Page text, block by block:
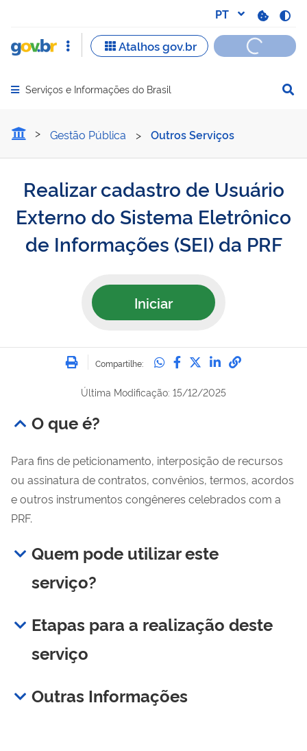
Abrir menu principal de navegação
Serviços e Informações do Brasil
Realizar cadastro de
Gestão Pública > Outros Serviços
Realizar cadastro de Usuário
Externo do Sistema Eletrônico
de Informações (SEI) da PRF
Iniciar
Imprimir
Compartilhe: Compartilhe no
Compartilhe no
Compartilhe no
Compartilhe
Última Modificação: 15/12/2025
O que é?
Para fins de peticionamento, interposição de recursos
ou assinatura de contratos, convênios, termos, acordos
e outros instrumentos congêneres celebrados com a
PRF.
Quem pode utilizar este
serviço?
Etapas para a realização deste
serviço
Outras Informações